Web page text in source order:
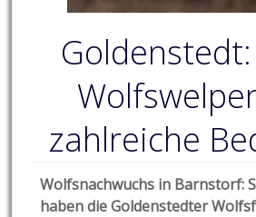
Goldenstedt:
zahlreiche
Wolfsnachwuchs in Barnstorf:
haben die Goldenstedter